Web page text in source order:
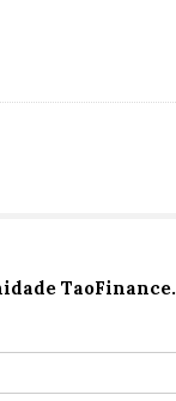
TaoFinance.